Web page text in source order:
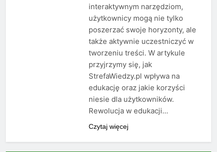
interaktywnym narzędziom,
użytkownicy mogą nie tylko
poszerzać swoje horyzonty, ale
także aktywnie uczestniczyć w
tworzeniu treści. W artykule
przyjrzymy się, jak
StrefaWiedzy.pl wpływa na
edukację oraz jakie korzyści
niesie dla użytkowników.
Rewolucja w edukacji…
Czytaj więcej